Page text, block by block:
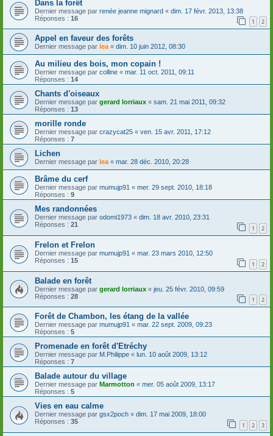
Dans la forêt
Dernier message par renée jeanne mignard « dim. 17 févr. 2013, 13:38
Réponses : 16 1 2
Appel en faveur des forêts
Dernier message par lea« dim. 10 juin 2012, 08:30
Au milieu des bois, mon copain !
Dernier message par colline « mar. 11 oct. 2011, 09:11
Réponses : 14
Chants d'oiseaux
Dernier message par gerard lorriaux « sam. 21 mai 2011, 09:32
Réponses : 13
morille ronde
Dernier message par crazycat25 « ven. 15 avr. 2011, 17:12
Réponses : 7
Lichen
Dernier message par lea« mar. 28 déc. 2010, 20:28
Brâme du cerf
Dernier message par mumujp91 « mer. 29 sept. 2010, 18:18
Réponses : 9
Mes randonnées
Dernier message par odomi1973 « dim. 18 avr. 2010, 23:31
Réponses : 21 1 2
Frelon et Frelon
Dernier message par mumujp91 « mar. 23 mars 2010, 12:50
Réponses : 15 1 2
Balade en forêt
Dernier message par gerard lorriaux « jeu. 25 févr. 2010, 09:59
Réponses : 28 1 2
Forêt de Chambon, les étang de la vallée
Dernier message par mumujp91 « mar. 22 sept. 2009, 09:23
Réponses : 5
Promenade en forêt d'Etréchy
Dernier message par M.Philippe « lun. 10 août 2009, 13:12
Réponses : 7
Balade autour du village
Dernier message par Marmotton « mer. 05 août 2009, 13:17
Réponses : 5
Vies en eau calme
Dernier message par gsx2poch « dim. 17 mai 2009, 18:00
Réponses : 35 1 2 3